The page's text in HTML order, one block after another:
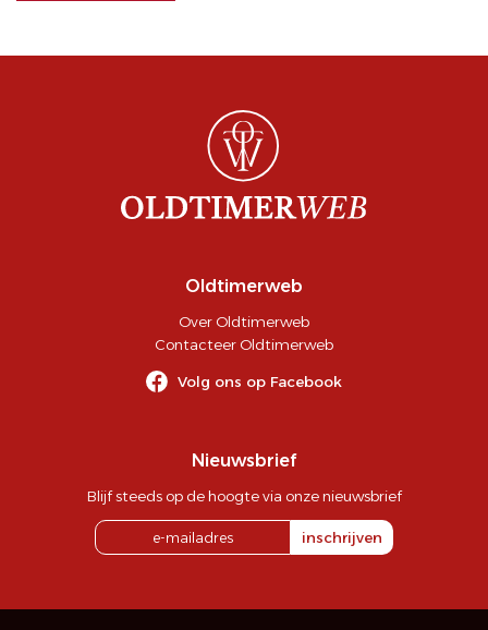
Oldtimerweb
Over Oldtimerweb
Contacteer Oldtimerweb
Volg ons op Facebook
Nieuwsbrief
Blijf steeds op de hoogte via onze nieuwsbrief
inschrijven